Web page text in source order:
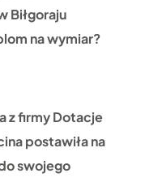
Biłgoraju
na wymiar?
z firmy Dotacje
postawiła na
swojego